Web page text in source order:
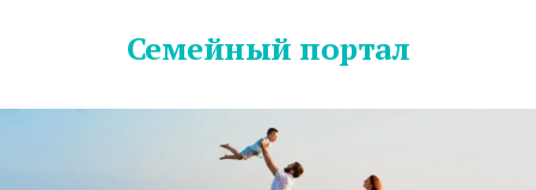
Семейный портал